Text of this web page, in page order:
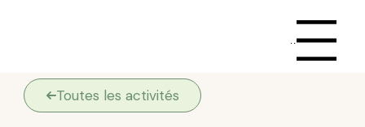
Menu
Toutes les activités